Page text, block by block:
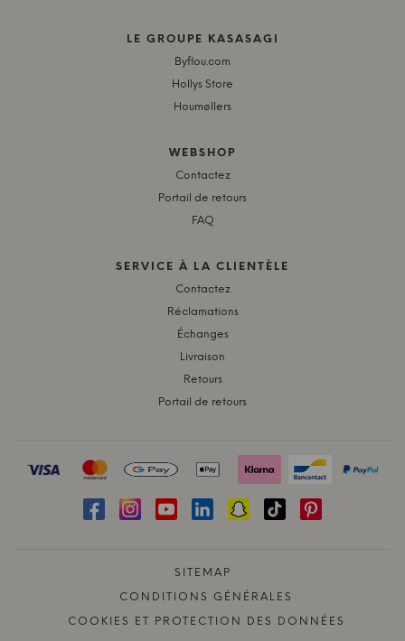
LE GROUPE KASASAGI
Byflou.com
Hollys Store
Houmøllers
WEBSHOP
Contactez
Portail de retours
FAQ
SERVICE À LA CLIENTÈLE
Contactez
Réclamations
Échanges
Livraison
Retours
Portail de retours
SITEMAP
CONDITIONS GÉNÉRALES
COOKIES ET PROTECTION DES DONNÉES